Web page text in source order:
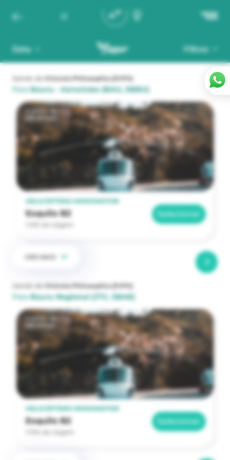
Data Filtros
Vinícola Philosophia
Para Bauru - Aeroclube (BAU, SBBU)
a partir de
HELICÓPTERO MONOMOTOR
Esquilo B2
1:15h de viagem
Selecionar
VER MAIS
Vinícola Philosophia
Para Bauru Regional (JTC, SBAE)
a partir de
HELICÓPTERO MONOMOTOR
Esquilo B2
1:19h de viagem
Selecionar